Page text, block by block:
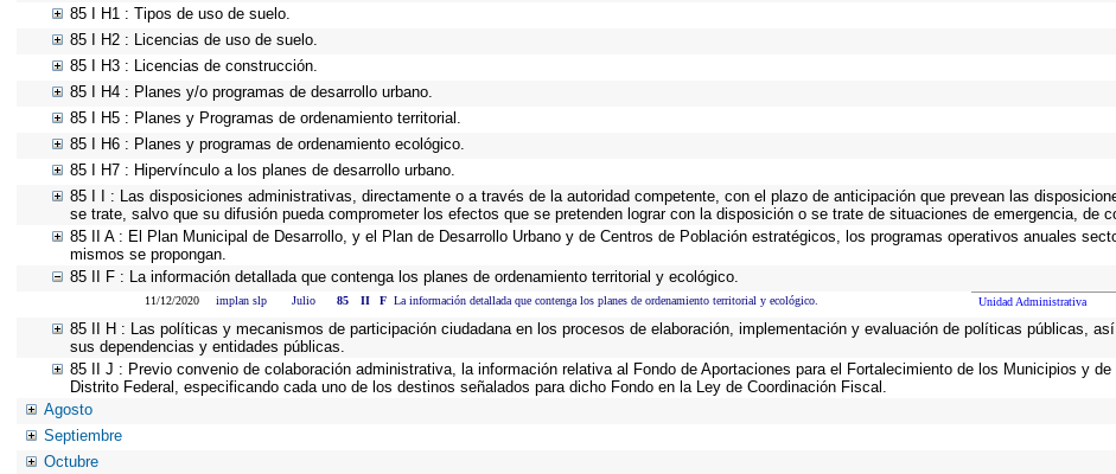
85 I H1 : Tipos de uso de suelo.
85 I H2 : Licencias de uso de suelo.
85 I H3 : Licencias de construcción.
85 I H4 : Planes y/o programas de desarrollo urbano.
85 I H5 : Planes y Programas de ordenamiento territorial.
85 I H6 : Planes y programas de ordenamiento ecológico.
85 I H7 : Hipervínculo a los planes de desarrollo urbano.
85 I I : Las disposiciones administrativas, directamente o a través de la autoridad competente, con el plazo de anticipación que prevean las
se trate, salvo que su difusión pueda comprometer los efectos que se pretenden lograr con la disposición o se trate de situaciones de emergencia, de
85 II A : El Plan Municipal de Desarrollo, y el Plan de Desarrollo Urbano y de Centros de Población estratégicos, los programas operativos anuales
mismos se propongan.
85 II F : La información detallada que contenga los planes de ordenamiento territorial y ecológico.
11/12/2020 implan slp Julio 85 II F La información detallada que contenga los planes de ordenamiento territorial y ecológico. Unidad Administrativa
85 II H : Las políticas y mecanismos de participación ciudadana en los procesos de elaboración, implementación y evaluación de políticas públicas,
sus dependencias y entidades públicas.
85 II J : Previo convenio de colaboración administrativa, la información relativa al Fondo de Aportaciones para el Fortalecimiento de los Municipios y de
Distrito Federal, especificando cada uno de los destinos señalados para dicho Fondo en la Ley de Coordinación Fiscal.
Agosto
Septiembre
Octubre